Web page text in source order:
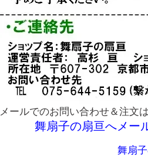
メールでのお問い合わせ＆注文
舞扇子の扇亘へメー
舞扇